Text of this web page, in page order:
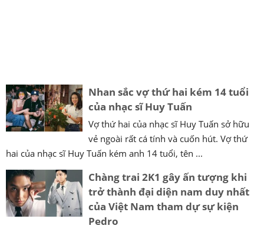
Nhan sắc vợ thứ hai kém 14 tuổi
của nhạc sĩ Huy Tuấn
Vợ thứ hai của nhạc sĩ Huy Tuấn sở hữu
vẻ ngoài rất cá tính và cuốn hút. Vợ thứ
hai của nhạc sĩ Huy Tuấn kém anh 14 tuổi, tên ...
Chàng trai 2K1 gây ấn tượng khi
trở thành đại diện nam duy nhất
của Việt Nam tham dự sự kiện
Pedro